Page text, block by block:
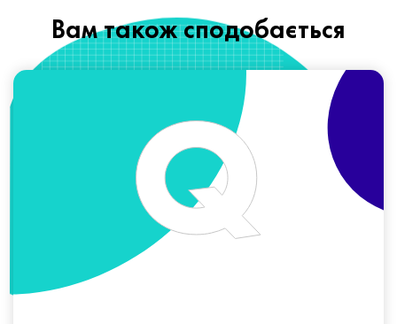
Вам також сподобається